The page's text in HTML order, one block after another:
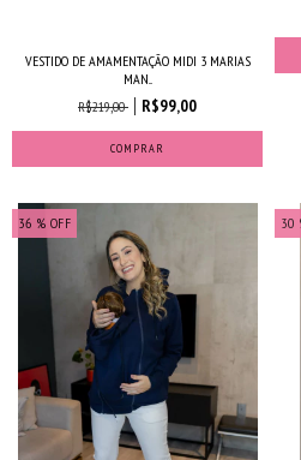
VESTIDO DE AMAMENTAÇÃO MIDI 3 MARIAS
MAN...
R$219,00
R$99,00
COMPRAR
36 % OFF 30